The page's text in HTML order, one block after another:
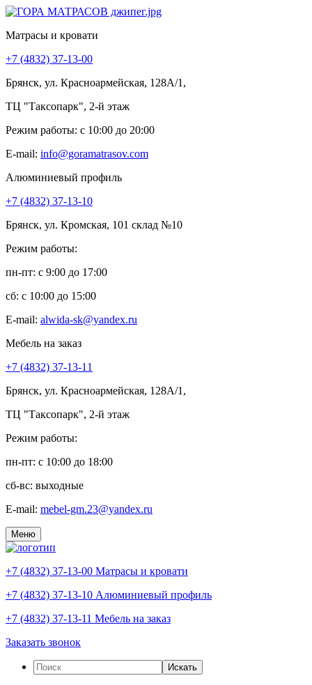
Матрасы и кровати
+7 (4832) 37-13-00
Брянск, ул. Красноармейская, 128А/1,
ТЦ "Таксопарк", 2-й этаж
Режим работы: c 10:00 до 20:00
E-mail: info@goramatrasov.com
Алюминиевый профиль
+7 (4832) 37-13-10
Брянск, ул. Кромская, 101 склад №10
Режим работы:
пн-пт: c 9:00 до 17:00
сб: c 10:00 до 15:00
E-mail: alwida-sk@yandex.ru
Мебель на заказ
+7 (4832) 37-13-11
Брянск, ул. Красноармейская, 128А/1,
ТЦ "Таксопарк", 2-й этаж
Режим работы:
пн-пт: c 10:00 до 18:00
сб-вс: выходные
E-mail: mebel-gm.23@yandex.ru
Меню
+7 (4832) 37-13-00 Матрасы и кровати
+7 (4832) 37-13-10 Алюминиевый профиль
+7 (4832) 37-13-11 Мебель на заказ
Заказать звонок
Искать